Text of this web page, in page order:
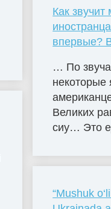
Как
впервые?
… По
некоторые
Великих
сиу… Это
“Mushuk